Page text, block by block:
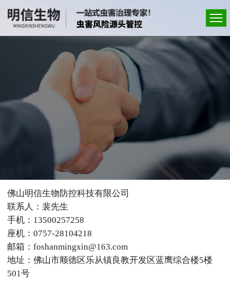
佛山明信生物防控科技有限公司
联系人：裴先生
手机：13500257258
座机：0757-28104218
邮箱：foshanmingxin@163.com
地址：佛山市顺德区乐从镇良教开发区蓝鹰综合楼5楼
501号